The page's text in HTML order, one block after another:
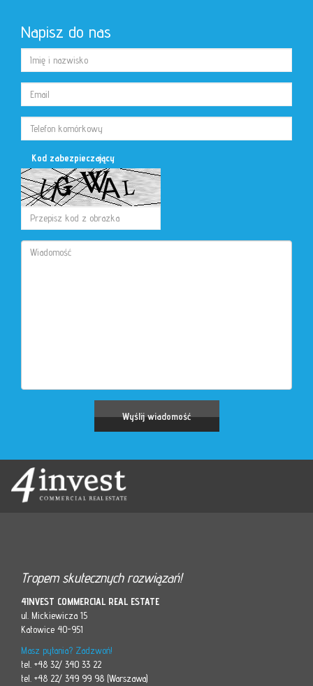
Napisz do nas
Kod zabezpieczający
Tropem skutecznych rozwiązań!
4INVEST COMMERCIAL REAL ESTATE
ul. Mickiewicza 15
Katowice 40-951
Masz pytania? Zadzwoń!
tel. +48 32/ 340 33 22
tel. +48 22/ 349 99 98 (Warszawa)